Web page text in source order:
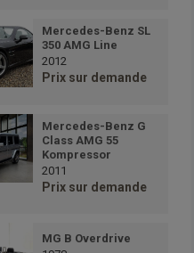
Mercedes-Benz SL
350 AMG Line
2012
Prix sur demande
Mercedes-Benz G
Class AMG 55
Kompressor
2011
Prix sur demande
MG B Overdrive